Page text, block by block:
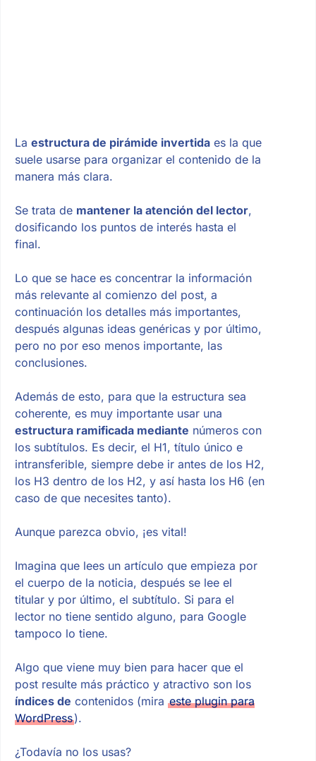
La estructura de pirámide invertidaes la que
suele usarse para organizar el contenido de la
manera más clara.
Se trata de mantener la atención del lector,
dosificando los puntos de interés hasta el
final.
Lo que se hace es concentrar la información
más relevante al comienzo del post, a
continuación los detalles más importantes,
después algunas ideas genéricas y por último,
pero no por eso menos importante, las
conclusiones.
Además de esto, para que la estructura sea
coherente, es muy importante usar una
estructura ramificada mediante números con
los subtítulos. Es decir, el H1, título único e
intransferible, siempre debe ir antes de los H2,
los H3 dentro de los H2, y así hasta los H6 (en
caso de que necesites tanto).
Aunque parezca obvio, ¡es vital!
Imagina que lees un artículo que empieza por
el cuerpo de la noticia, después se lee el
titular y por último, el subtítulo. Si para el
lector no tiene sentido alguno, para Google
tampoco lo tiene.
Algo que viene muy bien para hacer que el
post resulte más práctico y atractivo son los
índices de contenidos (mira este plugin para
WordPress).
¿Todavía no los usas?